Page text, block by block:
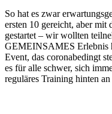
So hat es zwar
ersten 10 gereicht, aber
gestartet – wir wollten
GEMEINSAMES Erlebnis
Event, das coronabedingt
es für alle schwer, sich
reguläres Training hinten an